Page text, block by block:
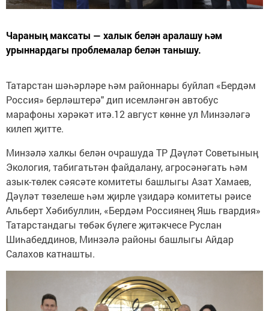
Чараның максаты — халык белән аралашу һәм
урыннардагы проблемалар белән танышу.
Татарстан шәһәрләре һәм районнары буйлап «Бердәм
Россия» берләштерә" дип исемләнгән автобус
марафоны хәрәкәт итә.12 август көнне ул Минзәләгә
килеп җитте.
Минзәлә халкы белән очрашуда ТР Дәүләт Советының
Экология, табигатьтән файдалану, агросәнәгать һәм
азык-төлек сәясәте комитеты башлыгы Азат Хамаев,
Дәүләт төзелеше һәм җирле үзидарә комитеты рәисе
Альберт Хәбибуллин, «Бердәм Россиянең Яшь гвардия»
Татарстандагы төбәк бүлеге җитәкчесе Руслан
Шиһабеддинов, Минзәлә районы башлыгы Айдар
Салахов катнашты.